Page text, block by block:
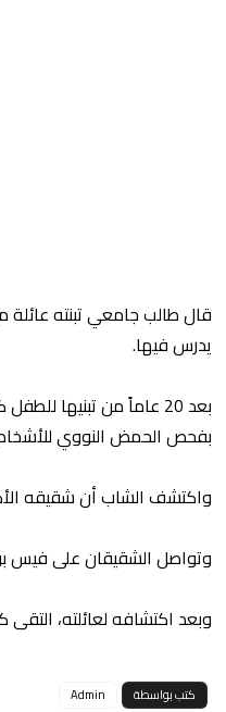
قال طالب جامعي تبنته
يدرس فيها.
بفحص الحمض النووي
واكتشف الشاب أن شقيقه
وتواصل الشقيقان على فيس
وبعد اكتشافه لعائلته،
كتب بواسطة
Admin